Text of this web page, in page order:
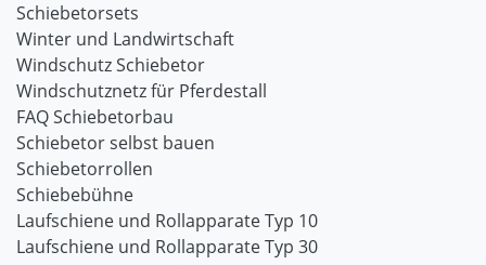
Schiebetorsets
Winter und Landwirtschaft
Windschutz Schiebetor
Windschutznetz für Pferdestall
FAQ Schiebetorbau
Schiebetor selbst bauen
Schiebetorrollen
Schiebebühne
Laufschiene und Rollapparate Typ 10
Laufschiene und Rollapparate Typ 30